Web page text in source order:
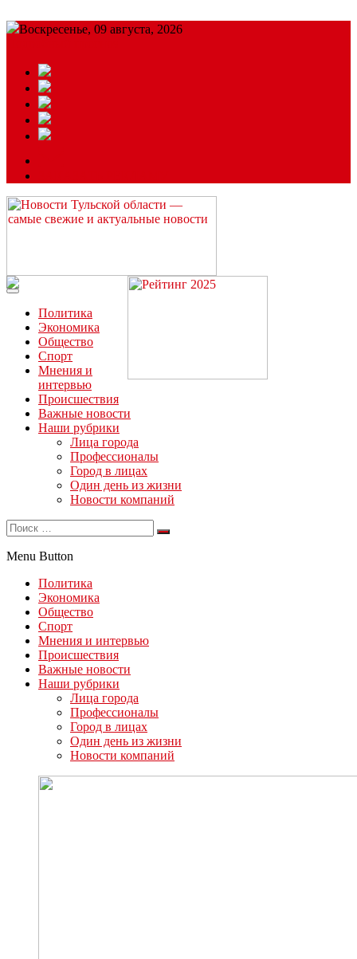
Воскресенье, 09 августа, 2026
Читайте последние новости дня в Тульской области на сайте
“ЗаНовомосковск”
Политика
Экономика
Общество
Спорт
Мнения и
интервью
Происшествия
Важные новости
Наши рубрики
Лица города
Профессионалы
Город в лицах
Один день из жизни
Новости компаний
Menu Button
Политика
Экономика
Общество
Спорт
Мнения и интервью
Происшествия
Важные новости
Наши рубрики
Лица города
Профессионалы
Город в лицах
Один день из жизни
Новости компаний